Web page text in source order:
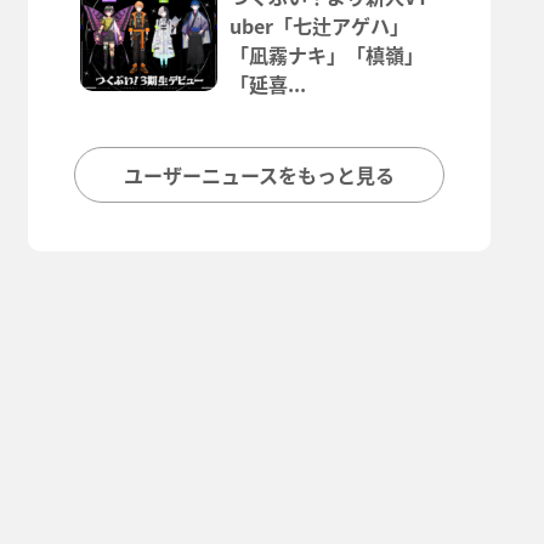
uber「七辻アゲハ」
「凪霧ナキ」「槙嶺」
「延喜...
ユーザーニュースをもっと見る